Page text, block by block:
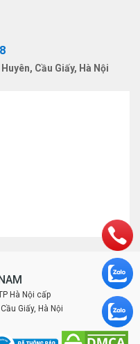
Cầu Giấy, Hà Nội
Hà Nội cấp
Giấy, Hà Nội